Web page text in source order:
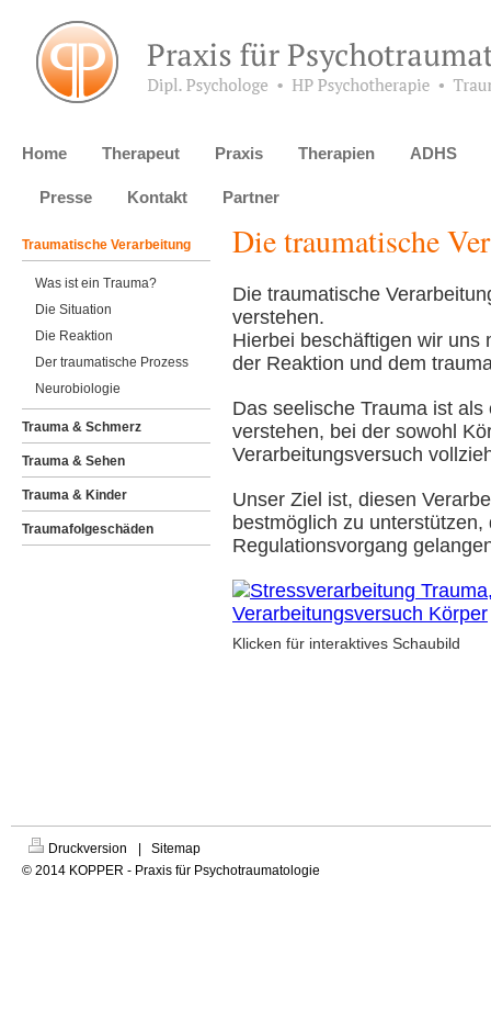
Home Therapeut Praxis Therapien ADHS
Presse Kontakt Partner
Traumatische Verarbeitung
Was ist ein Trauma?
Die Situation
Die Reaktion
Der traumatische Prozess
Neurobiologie
Trauma & Schmerz
Trauma & Sehen
Trauma & Kinder
Traumafolgeschäden
Die traumatische
Die traumatische
verstehen.
Hierbei beschäftigen wir uns
der Reaktion und dem
Das seelische Trauma ist
verstehen, bei der sowohl
Verarbeitungsversuch
Unser Ziel ist, diesen
bestmöglich zu
Regulationsvorgang
Klicken für interaktives Schaubild
Druckversion
Sitemap
© 2014 KOPPER - Praxis für Psychotraumatologie